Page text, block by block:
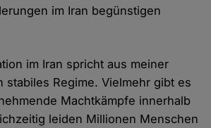
im Iran begünstigen
im Iran spricht aus meiner
stabiles Regime. Vielmehr gibt es
Machtkämpfe innerhalb
leiden Millionen Menschen